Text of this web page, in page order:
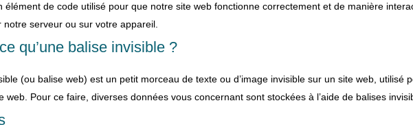
élément de code utilisé pour que notre site web fonctionne correctement et de manière
notre serveur ou sur votre appareil.
qu’une balise invisible ?
(ou balise web) est un petit morceau de texte ou d’image invisible sur un site web, utilisé
web. Pour ce faire, diverses données vous concernant sont stockées à l’aide de balises